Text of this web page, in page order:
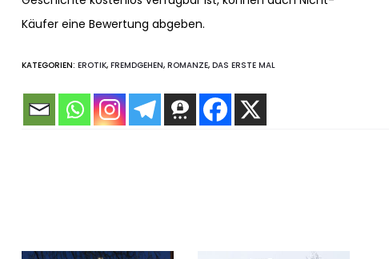
Käufer eine Bewertung abgeben.
KATEGORIEN: EROTIK, FREMDGEHEN, ROMANZE, DAS ERSTE MAL